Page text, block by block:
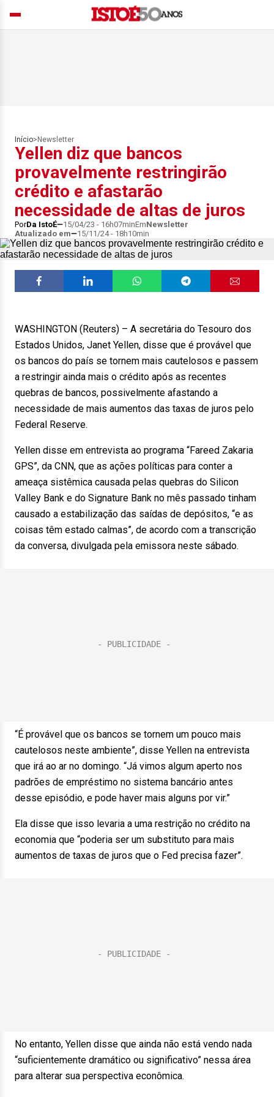
Início> Newsletter
Yellen diz que bancos
provavelmente restringirão
crédito e afastarão
necessidade de altas de juros
PorDa IstoÉ 15/04/23 - 16h07minEmNewsletter
Atualizado em
15/11/24 - 18h10min
WASHINGTON (Reuters) – A secretária do Tesouro dos
Estados Unidos, Janet Yellen, disse que é provável que
os bancos do país se tornem mais cautelosos e passem
a restringir ainda mais o crédito após as recentes
quebras de bancos, possivelmente afastando a
necessidade de mais aumentos das taxas de juros pelo
Federal Reserve.
Yellen disse em entrevista ao programa “Fareed Zakaria
GPS”, da CNN, que as ações políticas para conter a
ameaça sistêmica causada pelas quebras do Silicon
Valley Bank e do Signature Bank no mês passado tinham
causado a estabilização das saídas de depósitos, “e as
coisas têm estado calmas”, de acordo com a transcrição
da conversa, divulgada pela emissora neste sábado.
“É provável que os bancos se tornem um pouco mais
cautelosos neste ambiente”, disse Yellen na entrevista
que irá ao ar no domingo. “Já vimos algum aperto nos
padrões de empréstimo no sistema bancário antes
desse episódio, e pode haver mais alguns por vir.”
Ela disse que isso levaria a uma restrição no crédito na
economia que “poderia ser um substituto para mais
aumentos de taxas de juros que o Fed precisa fazer”.
No entanto, Yellen disse que ainda não está vendo nada
“suficientemente dramático ou significativo” nessa área
para alterar sua perspectiva econômica.